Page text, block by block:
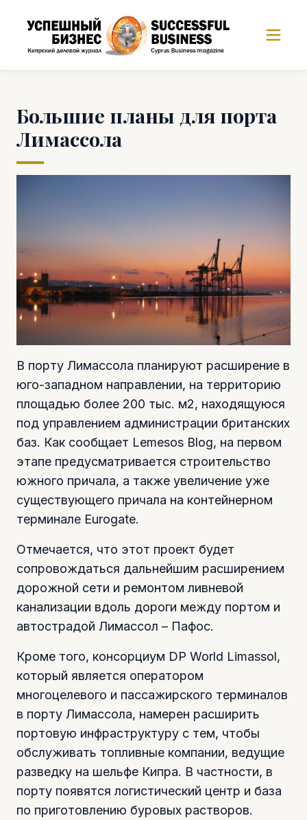
Большие планы для порта
Лимассола
В порту Лимассола планируют расширение в
юго-западном направлении, на территорию
площадью более 200 тыс. м2, находящуюся
под управлением администрации британских
баз. Как сообщает Lemesos Blog, на первом
этапе предусматривается строительство
южного причала, а также увеличение уже
существующего причала на контейнерном
терминале Eurogate.
Отмечается, что этот проект будет
сопровождаться дальнейшим расширением
дорожной сети и ремонтом ливневой
канализации вдоль дороги между портом и
автострадой Лимассол – Пафос.
Кроме того, консорциум DP World Limassol,
который является оператором
многоцелевого и пассажирского терминалов
в порту Лимассола, намерен расширить
портовую инфраструктуру с тем, чтобы
обслуживать топливные компании, ведущие
разведку на шельфе Кипра. В частности, в
порту появятся логистический центр и база
по приготовлению буровых растворов.